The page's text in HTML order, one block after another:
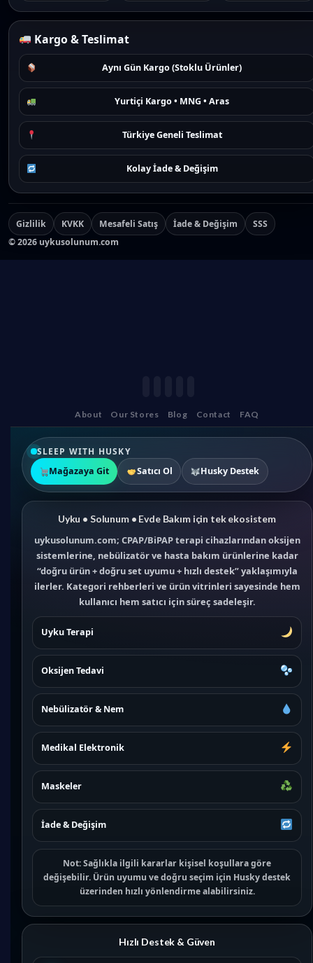
Kargo & Teslimat
Aynı Gün Kargo (Stoklu Ürünler)
Yurtiçi Kargo • MNG • Aras
Türkiye Geneli Teslimat
Kolay İade & Değişim
Gizlilik KVKK Mesafeli Satış İade & Değişim
SSS
©2026 uykusolunum.com
About Our Stores Blog Contact FAQ
SLEEP WITH HUSKY
Mağazaya Git
Satıcı Ol Husky Destek
Uyku • Solunum • Evde Bakım için tek ekosistem
uykusolunum.com; CPAP/BiPAP terapi cihazlarından oksijen
sistemlerine, nebülizatör ve hasta bakım ürünlerine kadar
“doğru ürün + doğru set uyumu + hızlı destek” yaklaşımıyla
ilerler. Kategori rehberleri ve ürün vitrinleri sayesinde hem
kullanıcı hem satıcı için süreç sadeleşir.
Uyku Terapi
Oksijen Tedavi
Nebülizatör & Nem
Medikal Elektronik
Maskeler
İade & Değişim
Not:Sağlıkla ilgili kararlar kişisel koşullara göre
değişebilir. Ürün uyumu ve doğru seçim için Husky destek
üzerinden hızlı yönlendirme alabilirsiniz.
Hızlı Destek & Güven